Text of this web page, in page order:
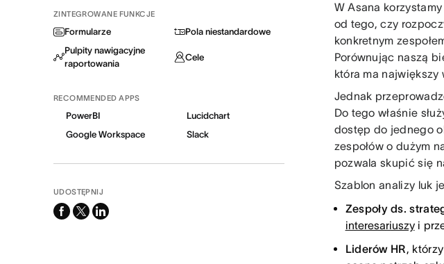
ZINTEGROWANE FUNKCJE
Formularze
Pola niestandardowe
Pulpity nawigacyjne
raportowania
Cele
RECOMMENDED APPS
PowerBI
Lucidchart
Google Workspace
Slack
UDOSTĘPNIJ
facebook
x-
linkedin
W Asana
od tego, czy
konkretnym
Porównując naszą
która ma największy
Jednak
Do tego właśnie
dostęp do jednego
zespołów o dużym
pozwala skupić się
Szablon analizy luk
Zespoły ds.
interesariuszyi
Liderów HR,